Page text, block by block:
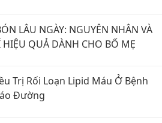
LÂU NGÀY: NGUYÊN NHÂN VÀ
HIỆU QUẢ DÀNH CHO BỐ MẸ
Trị Rối Loạn Lipid Máu Ở Bệnh
Đường